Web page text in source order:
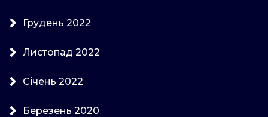
Грудень 2022
Листопад 2022
Січень 2022
Березень 2020